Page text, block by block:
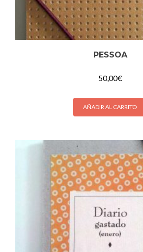
PESSOA
50,00€
AÑADIR AL CARRITO